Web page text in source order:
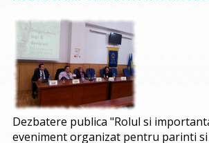
Dezbatere publica "Rolul si
eveniment organizat pentru parinti